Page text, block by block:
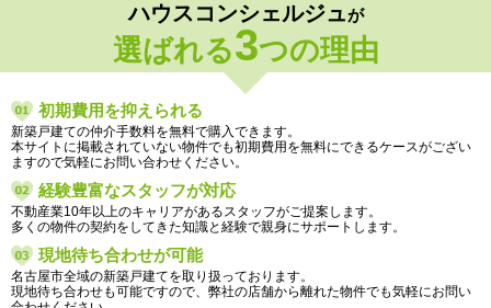
ハウスコンシェルジュが
選ばれる3つの理由
初期費用を抑えられる
新築戸建ての仲介手数料を無料で購入できます。
本サイトに掲載されていない物件でも初期費用を無料にできるケースがござい
ますので気軽にお問い合わせください。
経験豊富なスタッフが対応
不動産業10年以上のキャリアがあるスタッフがご提案します。
多くの物件の契約をしてきた知識と経験で親身にサポートします。
現地待ち合わせが可能
名古屋市全域の新築戸建てを取り扱っております。
現地待ち合わせも可能ですので、弊社の店舗から離れた物件でも気軽にお問い